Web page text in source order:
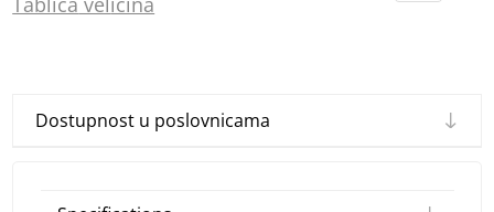
Dostupnost u poslovnicama